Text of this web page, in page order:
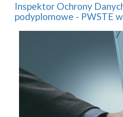
Inspektor Ochrony
podyplomowe - PWSTE